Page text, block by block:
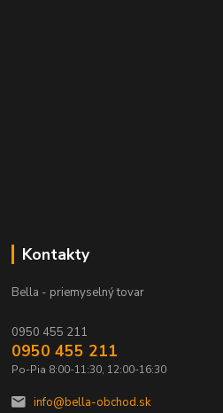
Kontakty
Bella - priemyselný tovar
0950 455 211
0950 455 211
Po-Pia 8:00-11:30, 12:00-16:30
info@bella-obchod.sk